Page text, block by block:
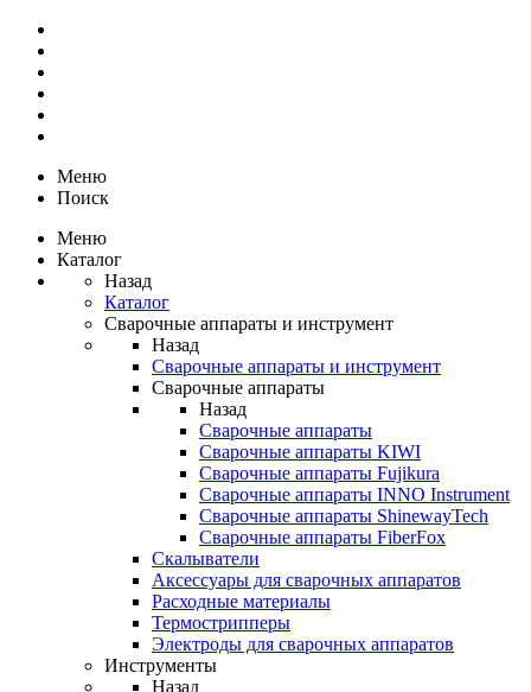
Меню
Поиск
Меню
Каталог
Назад
Каталог
Сварочные аппараты и инструмент
Назад
Сварочные аппараты и инструмент
Сварочные аппараты
Назад
Сварочные аппараты
Сварочные аппараты KIWI
Сварочные аппараты Fujikura
Сварочные аппараты INNO Instrument
Сварочные аппараты ShinewayTech
Cварочные аппараты FiberFox
Скалыватели
Аксессуары для сварочных аппаратов
Расходные материалы
Термострипперы
Электроды для сварочных аппаратов
Инструменты
Назад